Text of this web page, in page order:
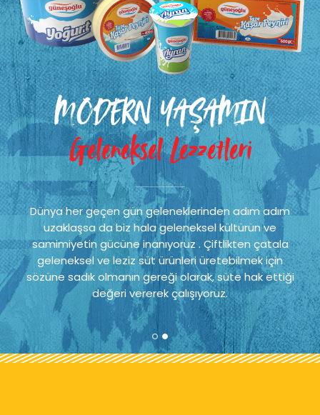
MODERN YAŞAMIN
Geleneksel Lezzetleri
Dünya her geçen gün geleneklerinden adım adım
uzaklaşsa da biz hala geleneksel kültürün ve
samimiyetin gücüne inanıyoruz . Çiftlikten çatala
geleneksel ve leziz süt ürünleri üretebilmek için
sözüne sadık olmanın gereği olarak, süte hak ettiği
değeri vererek çalışıyoruz.